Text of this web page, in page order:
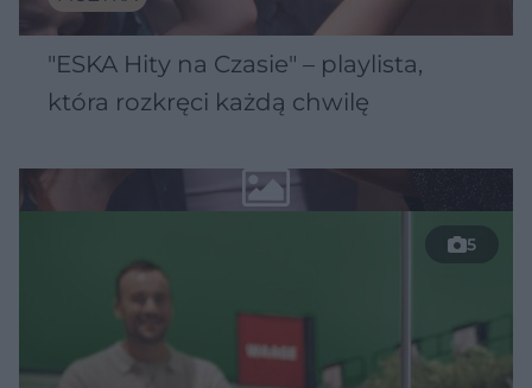
"ESKA Hity na Czasie" – playlista,
która rozkręci każdą chwilę
5